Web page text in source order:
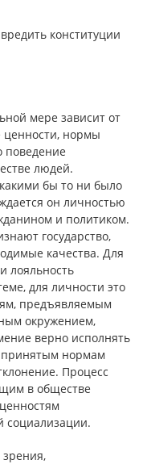
конституции
мере зависит от
ценности, нормы
поведение
людей.
бы то ни было
он личностью
и политиком.
государство,
качества. Для
лояльность
для личности это
предъявляемым
окружением,
верно исполнять
принятым нормам
Процесс
в обществе
социализации.
зрения,